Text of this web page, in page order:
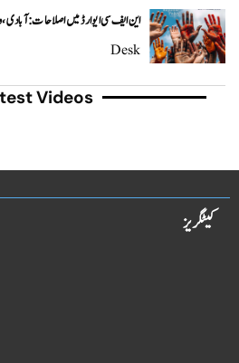
این ایف سی ایوارڈ میں اصلاحات: آبادی،
Desk
Videos
کیٹگریز